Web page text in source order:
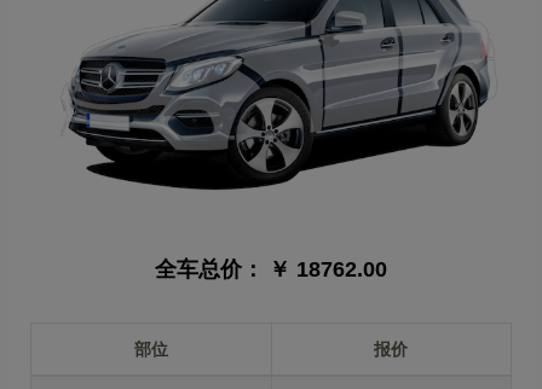
全车总价： ￥ 18762.00
部位 报价